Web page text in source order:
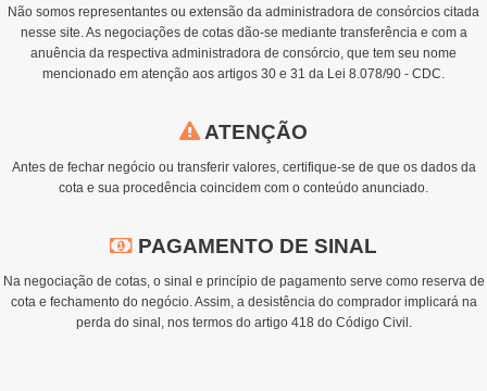
Não somos representantes ou extensão da administradora de consórcios citada
nesse site. As negociações de cotas dão-se mediante transferência e com a
anuência da respectiva administradora de consórcio, que tem seu nome
mencionado em atenção aos artigos 30 e 31 da Lei 8.078/90 - CDC.
ATENÇÃO
Antes de fechar negócio ou transferir valores, certifique-se de que os dados da
cota e sua procedência coincidem com o conteúdo anunciado.
PAGAMENTO DE SINAL
Na negociação de cotas, o sinal e princípio de pagamento serve como reserva de
cota e fechamento do negócio. Assim, a desistência do comprador implicará na
perda do sinal, nos termos do artigo 418 do Código Civil.